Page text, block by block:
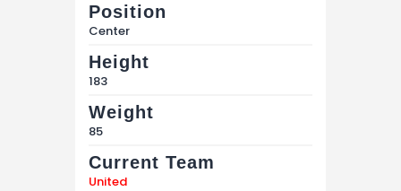
Position
Center
Height
183
Weight
85
Current Team
United